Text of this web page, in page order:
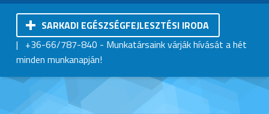
SARKADI EGÉSZSÉGFEJLESZTÉSI IRODA
Kistérségi Járóbeteg-Szakellátó Központ | Sarkad
| +36-66/787-840 - Munkatársaink várják hívását a hét
minden munkanapján!